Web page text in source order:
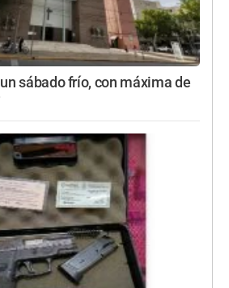
sábado frío, con máxima de